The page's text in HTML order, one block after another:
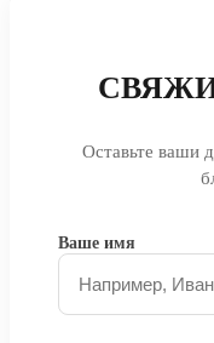
Оставьте ваши
Ваше имя